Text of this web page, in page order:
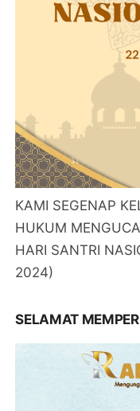
KAMI SEGENAP
HUKUM
HARI SANTRI
2024)
SELAMAT